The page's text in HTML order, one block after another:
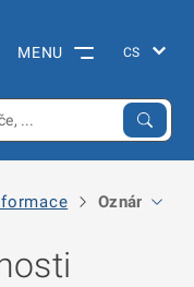
MENU
Oznámení